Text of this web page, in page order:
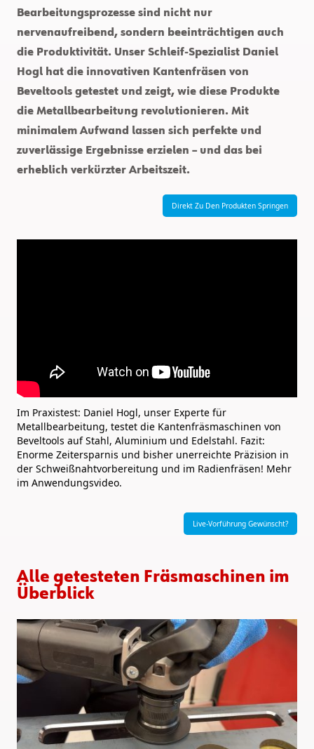
Bearbeitungsprozesse sind nicht nur
nervenaufreibend, sondern beeinträchtigen auch
die Produktivität. Unser Schleif-Spezialist Daniel
Hogl hat die innovativen Kantenfräsen von
Beveltools getestet und zeigt, wie diese Produkte
die Metallbearbeitung revolutionieren. Mit
minimalem Aufwand lassen sich perfekte und
zuverlässige Ergebnisse erzielen – und das bei
erheblich verkürzter Arbeitszeit.
Direkt Zu Den Produkten Springen
Im Praxistest: Daniel Hogl, unser Experte für
Metallbearbeitung, testet die Kantenfräsmaschinen von
Beveltools auf Stahl, Aluminium und Edelstahl. Fazit:
Enorme Zeitersparnis und bisher unerreichte Präzision in
der Schweißnahtvorbereitung und im Radienfräsen! Mehr
im Anwendungsvideo.
Live-Vorführung Gewünscht?
Alle getesteten Fräsmaschinen im
Überblick